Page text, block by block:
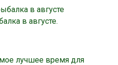
в августе.
лучшее время для